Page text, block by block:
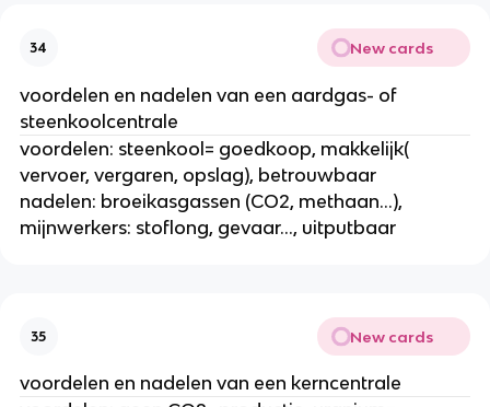
34 New cards
voordelen en nadelen van een aardgas- of
steenkoolcentrale
voordelen: steenkool= goedkoop, makkelijk(
vervoer, vergaren, opslag), betrouwbaar
nadelen: broeikasgassen (CO2, methaan...),
mijnwerkers: stoflong, gevaar..., uitputbaar
35 New cards
voordelen en nadelen van een kerncentrale